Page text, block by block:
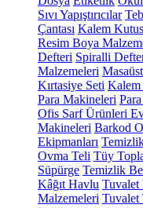
Sıvı Yapıştırıcılar
Çantası Kalem
Resim Boya
Defteri Spiralli
Malzemeleri
Kırtasiye Seti Kalem
Para Makineleri
Ofis Sarf Ürünleri
Makineleri Barkod
Ekipmanları
Ovma Teli Tüy
Süpürge Temizlik
Kâğıt Havlu Tuvalet
Malzemeleri Tuvalet